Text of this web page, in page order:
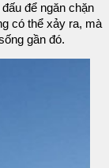
để ngăn chặn
có thể xảy ra, mà
gần đó.